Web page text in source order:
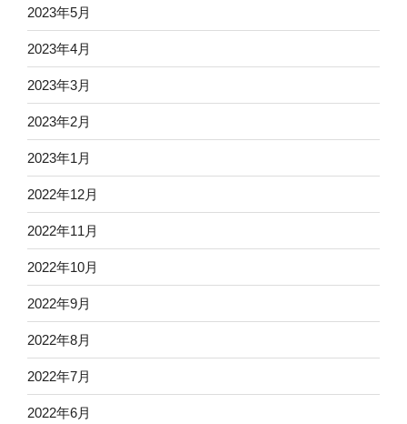
2023年5月
2023年4月
2023年3月
2023年2月
2023年1月
2022年12月
2022年11月
2022年10月
2022年9月
2022年8月
2022年7月
2022年6月